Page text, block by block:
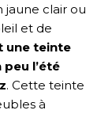
clair ou
et de
une teinte
l’été
. Cette teinte
à